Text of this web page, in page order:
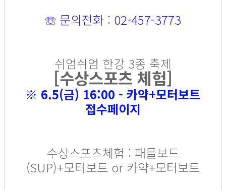
☏ 문의전화 : 02-457-3773
쉬엄쉬엄 한강 3종 축제
[수상스포츠 체험]
※ 6.5(금) 16:00 - 카약+모터보트
접수페이지
수상스포츠체험 : 패들보드
(SUP)+모터보트 or 카약+모터보트